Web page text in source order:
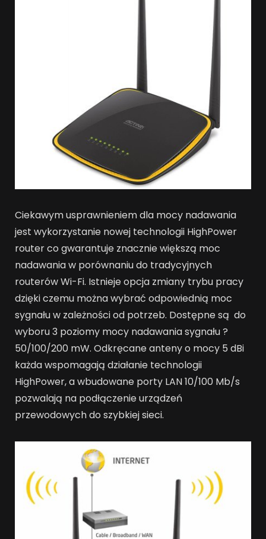
Ciekawym usprawnieniem dla mocy nadawania
jest wykorzystanie nowej technologii HighPower
router co gwarantuje znacznie większą moc
nadawania w porównaniu do tradycyjnych
routerów Wi-Fi. Istnieje opcja zmiany trybu pracy
dzięki czemu można wybrać odpowiednią moc
sygnału w zależności od potrzeb. Dostępne są do
wyboru 3 poziomy mocy nadawania sygnału ?
50/100/200 mW. Odkręcane anteny o mocy 5 dBi
każda wspomagają działanie technologii
HighPower, a wbudowane porty LAN 10/100 Mb/s
pozwalają na podłączenie urządzeń
przewodowych do szybkiej sieci.